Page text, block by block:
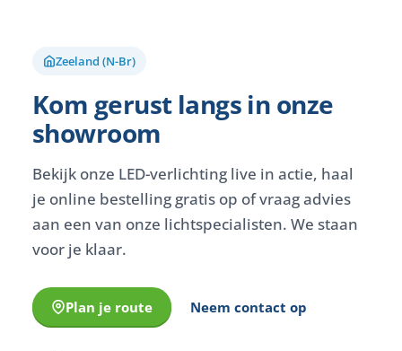
Zeeland (N-Br)
Kom gerust langs in onze
showroom
Bekijk onze LED-verlichting live in actie, haal
je online bestelling gratis op of vraag advies
aan een van onze lichtspecialisten. We staan
voor je klaar.
Plan je route Neem contact op